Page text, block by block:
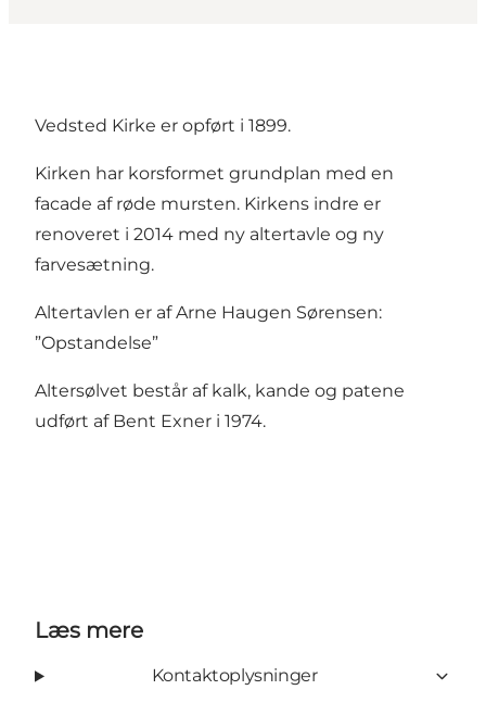
Vedsted Kirke er opført i 1899.
Kirken har korsformet grundplan med en
facade af røde mursten. Kirkens indre er
renoveret i 2014 med ny altertavle og ny
farvesætning.
Altertavlen er af Arne Haugen Sørensen:
”Opstandelse”
Altersølvet består af kalk, kande og patene
udført af Bent Exner i 1974.
Læs mere
Kontaktoplysninger